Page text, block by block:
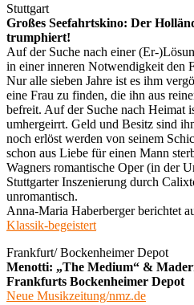
Stuttgart
Großes Seefahrtskino: Der
trumphiert!
Auf der Suche nach einer (Er-
in einer inneren Notwendigkeit den
Nur alle sieben Jahre ist es ihm
eine Frau zu finden, die ihn aus
befreit. Auf der Suche nach Heimat
umhergeirrt. Geld und Besitz sind
noch erlöst werden von seinem
schon aus Liebe für einen Mann
Wagners romantische Oper (in der
Stuttgarter Inszenierung durch
unromantisch.
Anna-Maria Haberberger berichtet
Klassik-begeistert
Frankfurt/ Bockenheimer Depot
Menotti: „The Medium“ &
Frankfurts Bockenheimer Depot
Neue Musikzeitung/nmz.de